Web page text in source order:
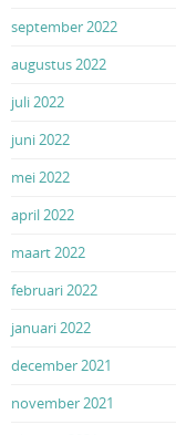
september 2022
augustus 2022
juli 2022
juni 2022
mei 2022
april 2022
maart 2022
februari 2022
januari 2022
december 2021
november 2021